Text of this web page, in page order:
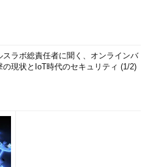
スラボ総責任者に聞く、オンラインバ
の現状とIoT時代のセキュリティ (1/2)